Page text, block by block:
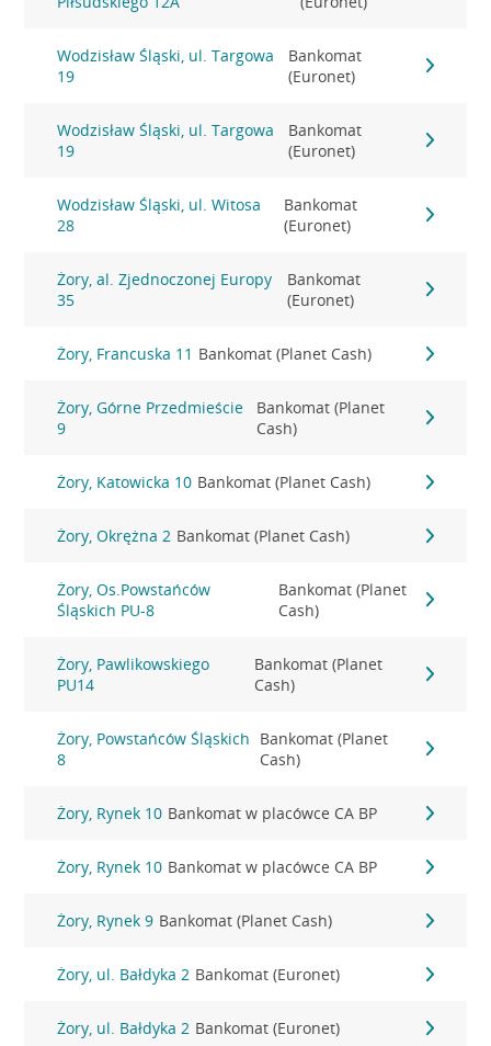
Wodzisław Śląski, ul. Targowa
19
Bankomat
(Euronet)
Wodzisław Śląski, ul. Targowa
19
Bankomat
(Euronet)
Wodzisław Śląski, ul. Witosa
28
Bankomat
(Euronet)
Żory, al. Zjednoczonej Europy
35
Bankomat
(Euronet)
Żory, Francuska 11 Bankomat (Planet Cash)
Żory, Górne Przedmieście
9
Bankomat (Planet
Cash)
Żory, Katowicka 10 Bankomat (Planet Cash)
Żory, Okrężna 2 Bankomat (Planet Cash)
Żory, Os.Powstańców
Śląskich PU-8
Bankomat (Planet
Cash)
Żory, Pawlikowskiego
PU14
Bankomat (Planet
Cash)
Żory, Powstańców Śląskich
8
Bankomat (Planet
Cash)
Żory, Rynek 10 Bankomat w placówce CA BP
Żory, Rynek 10 Bankomat w placówce CA BP
Żory, Rynek 9 Bankomat (Planet Cash)
Żory, ul. Bałdyka 2 Bankomat (Euronet)
Żory, ul. Bałdyka 2 Bankomat (Euronet)